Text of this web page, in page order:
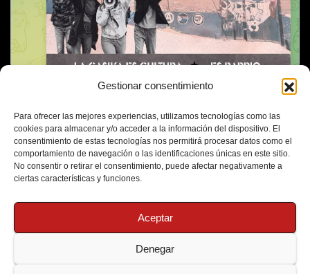
Gestionar consentimiento
Para ofrecer las mejores experiencias, utilizamos tecnologías como las
cookies para almacenar y/o acceder a la información del dispositivo. El
consentimiento de estas tecnologías nos permitirá procesar datos como el
comportamiento de navegación o las identificaciones únicas en este sitio.
No consentir o retirar el consentimiento, puede afectar negativamente a
ciertas características y funciones.
Aceptar
Denegar